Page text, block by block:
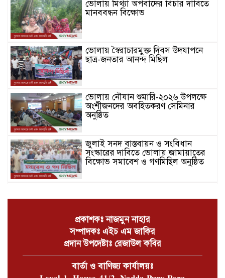
ভোলায় মিথ্যা অপবাদের বিচার দাবিতে
মানববন্ধন বিক্ষোভ
ভোলায় স্বৈরাচারমুক্ত দিবস উদযাপনে
ছাত্র-জনতার আনন্দ মিছিল
ভোলায় নৌযান শুমারি-২০২৬ উপলক্ষে
অংশীজনদের অবহিতকরণ সেমিনার
অনুষ্ঠিত
জুলাই সনদ বাস্তবায়ন ও সংবিধান
সংস্কারের দাবিতে ভোলায় জামায়াতের
বিক্ষোভ সমাবেশ ও গণমিছিল অনুষ্ঠিত
কোষাগারে ১ কোটি ২ লাখ টাকা ফেরত
ভোলার চরফ্যাশনে পান থেকে চুন
খসলেই চটে ওঠা মানুষটি চাঁদাবাজি
মামলায় কারাগারে
প্রকাশকঃ নাজমুন নাহার
সম্পাদকঃ এইচ এম জাকির
প্রদান উপদেষ্টাঃ রেজাউল কবির
বার্তা ও বাণিজ্য কার্যালয়ঃ